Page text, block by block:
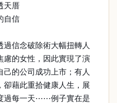
天厝
自信
信念破除術大幅扭轉人
慮的女性，因此實現了演
己的公司成功上市；有人
卻藉此重拾健康人生，展
過每一天⋯⋯例子實在是